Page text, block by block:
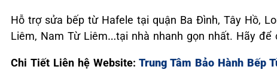
Hỗ trợ sửa bếp từ Hafele tại quận Ba Đình, Tây Hồ,
Liêm, Nam Từ Liêm…tại nhà nhanh gọn nhất. Hãy
Chi Tiết Liên hệ Website: Trung Tâm Bảo Hành Bếp